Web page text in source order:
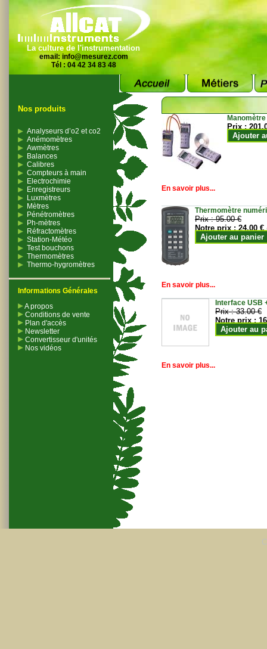
La culture de l'instrumentation
email: info@mesurez.com
Tél : 04 42 34 83 48
Nos produits
Analyseurs d’o2 et co2
Anémomètres
Awmètres
Balances
Calibres
Compteurs à main
Electrochimie
Enregistreurs
Luxmètres
Mètres
Pénétromètres
Ph-mètres
Réfractomètres
Station-Météo
Test bouchons
Thermomètres
Thermo-hygromètres
Informations Générales
A propos
Conditions de vente
Plan d'accès
Newsletter
Convertisseur d'unités
Nos vidéos
Prix :
Ajouter
En savoir plus...
Thermomètre
Prix :95.00 €
Notre prix :24.00 €
Ajouter au panier
En savoir plus...
Interface USB
Prix :33.00 €
Notre prix :
Ajouter au
En savoir plus...